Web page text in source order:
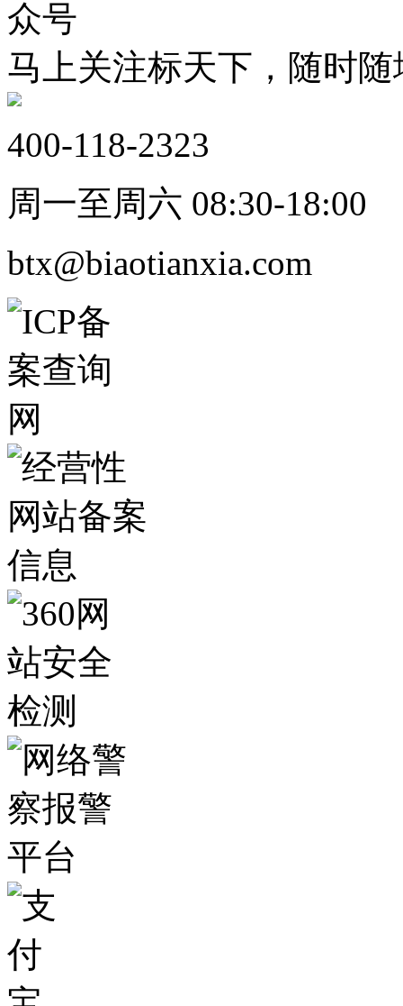
马上关注标天下，随时
400-118-2323
周一至周六 08:30-18:00
btx@biaotianxia.com